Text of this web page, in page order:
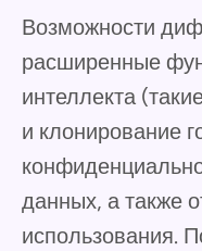
Возможности
расширенные
интеллекта
и клонирование
данных, а также
использования.